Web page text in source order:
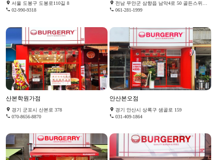
서울 도봉구 도봉로110길 8
02-990-9318
전남 무안군 삼향읍 남악4로 50 골든스위트 118호
061-281-1999
산본학원가점
경기 군포시 산본로 378
070-8656-8870
안산본오점
경기 안산시 상록구 샘골로 159
031-409-1864